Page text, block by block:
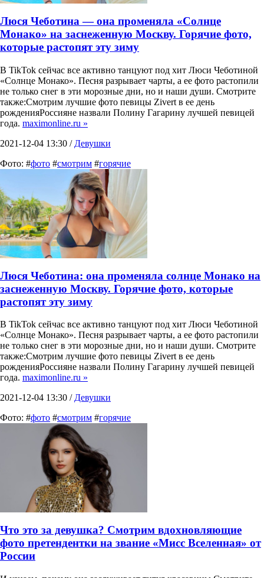
Люся Чеботина — она променяла «Солнце
Монако» на заснеженную Москву. Горячие фото,
которые растопят эту зиму
В TikTok сейчас все активно танцуют под хит Люси Чеботиной
«Солнце Монако». Песня разрывает чарты, а ее фото растопили
не только снег в эти морозные дни, но и наши души. Смотрите
также:Смотрим лучшие фото певицы Zivert в ее день
рожденияРоссияне назвали Полину Гагарину лучшей певицей
года. maximonline.ru »
2021-12-04 13:30 / Девушки
Фото: #фото #смотрим #горячие
Люся Чеботина: она променяла солнце Монако на
заснеженную Москву. Горячие фото, которые
растопят эту зиму
В TikTok сейчас все активно танцуют под хит Люси Чеботиной
«Солнце Монако». Песня разрывает чарты, а ее фото растопили
не только снег в эти морозные дни, но и наши души. Смотрите
также:Смотрим лучшие фото певицы Zivert в ее день
рожденияРоссияне назвали Полину Гагарину лучшей певицей
года. maximonline.ru »
2021-12-04 13:30 / Девушки
Фото: #фото #смотрим #горячие
Что это за девушка? Смотрим вдохновляющие
фото претендентки на звание «Мисс Вселенная» от
России